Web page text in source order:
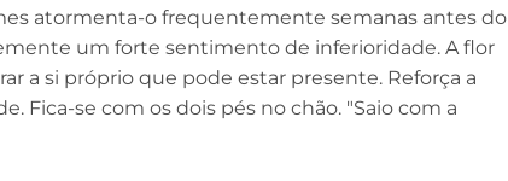
atormenta-o frequentemente semanas antes do
um forte sentimento de inferioridade. A flor
a si próprio que pode estar presente. Reforça a
Fica-se com os dois pés no chão. "Saio com a